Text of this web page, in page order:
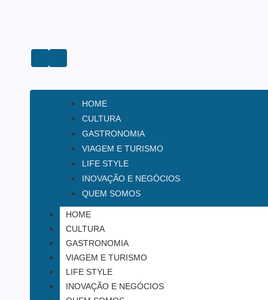
HOME
CULTURA
GASTRONOMIA
VIAGEM E TURISMO
LIFE STYLE
INOVAÇÃO E NEGÓCIOS
QUEM SOMOS
HOME
CULTURA
GASTRONOMIA
VIAGEM E TURISMO
LIFE STYLE
INOVAÇÃO E NEGÓCIOS